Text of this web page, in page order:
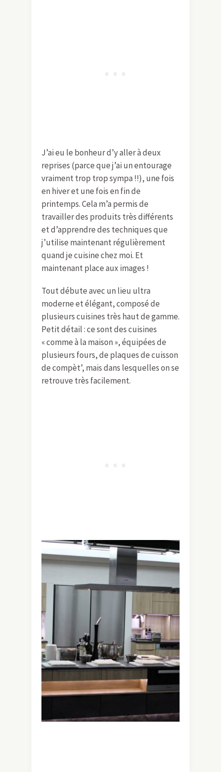
J’ai eu le bonheur d’y aller à deux
reprises (parce que j’ai un entourage
vraiment trop trop sympa !!), une fois
en hiver et une fois en fin de
printemps. Cela m’a permis de
travailler des produits très différents
et d’apprendre des techniques que
j’utilise maintenant régulièrement
quand je cuisine chez moi. Et
maintenant place aux images !
Tout débute avec un lieu ultra
moderne et élégant, composé de
plusieurs cuisines très haut de gamme.
Petit détail : ce sont des cuisines
« comme à la maison », équipées de
plusieurs fours, de plaques de cuisson
de compèt’, mais dans lesquelles on se
retrouve très facilement.